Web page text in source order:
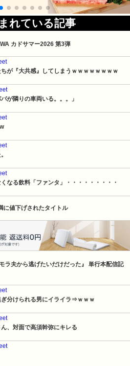
れている記事
カドサマー2026 第3弾
が『大共感』してしまうｗｗｗｗｗｗｗｗ
が隣りの車両いる。。。」
なる飲料「ファンタ」・・・・・・・・・
値下げされたタイトル
ラ夫から逃げたいだけだった』 単行本配信記
ぎ分けられる男にイライラ⇒ｗｗｗ
、対面で高須幹弥にキレる